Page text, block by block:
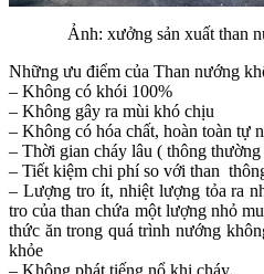
Ảnh: xưởng sản xuất than
Những ưu điểm của Than nướng
– Không có khói 100%
– Không gây ra mùi khó chịu
– Không có hóa chất, hoàn toàn tự
– Thời gian cháy lâu ( thông
– Tiết kiệm chi phí so với than
– Lượng tro ít, nhiệt lượng tỏa ra
tro của than chứa một lượng nhỏ
thức ăn trong quá trình nướng
khỏe
– Không phát tiếng nổ khi cháy.